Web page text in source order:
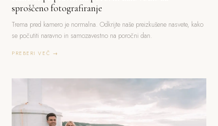
sproščeno fotografiranje
Trema pred kamero je normalna. Odkrijte naše preizkušene nasvete, kako
se počutiti naravno in samozavestno na poročni dan.
PREBERI VEČ →